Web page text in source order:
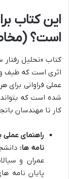
این کتاب
است؟
کتاب «تحلیل رفتار
اثری است که طیف
عملی فراوانی برای
شده است که بتواند
کار تا مهندسان
راهنمای عملی
نامه ها:
عمران و
پایان نامه